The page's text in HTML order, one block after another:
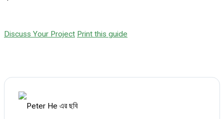
Discuss Your Project Print this guide